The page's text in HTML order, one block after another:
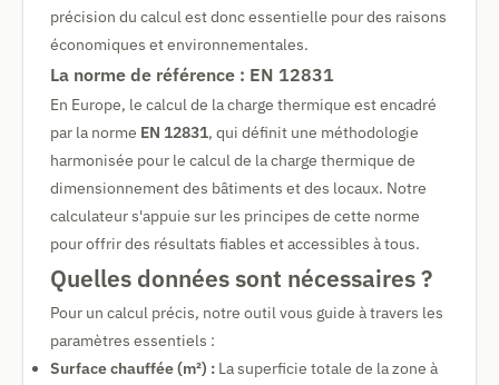
précision du calcul est donc essentielle pour des raisons
économiques et environnementales.
La norme de référence : EN 12831
En Europe, le calcul de la charge thermique est encadré
par la norme EN 12831, qui définit une méthodologie
harmonisée pour le calcul de la charge thermique de
dimensionnement des bâtiments et des locaux. Notre
calculateur s'appuie sur les principes de cette norme
pour offrir des résultats fiables et accessibles à tous.
Quelles données sont nécessaires ?
Pour un calcul précis, notre outil vous guide à travers les
paramètres essentiels :
Surface chauffée (m²) : La superficie totale de la zone à